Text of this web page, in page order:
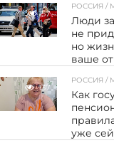
57
РОССИЯ /
Люди
не
но
ваше
137
РОССИЯ /
Как
уже